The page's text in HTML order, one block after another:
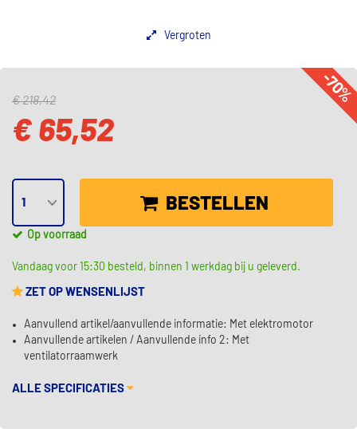
Vergroten
-70%
€ 218,42
€ 65,52
BESTELLEN
Op voorraad
Vandaag voor 15:30 besteld, binnen 1 werkdag bij u geleverd.
ZET OP WENSENLIJST
Aanvullend artikel/aanvullende informatie: Met elektromotor
Aanvullende artikelen / Aanvullende info 2: Met
ventilatorraamwerk
ALLE SPECIFICATIES